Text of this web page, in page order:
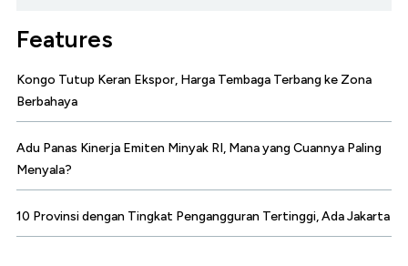
Features
Kongo Tutup Keran Ekspor, Harga Tembaga Terbang ke Zona
Berbahaya
Adu Panas Kinerja Emiten Minyak RI, Mana yang Cuannya Paling
Menyala?
10 Provinsi dengan Tingkat Pengangguran Tertinggi, Ada Jakarta